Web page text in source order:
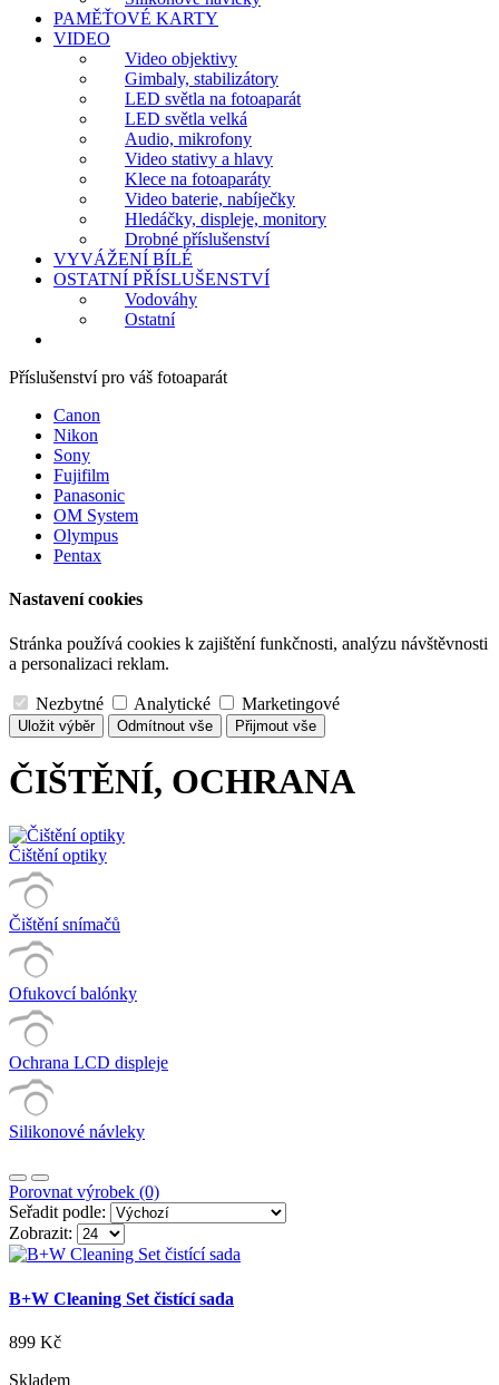
PAMĚŤOVÉ KARTY
VIDEO
Video objektivy
Gimbaly, stabilizátory
LED světla na fotoaparát
LED světla velká
Audio, mikrofony
Video stativy a hlavy
Klece na fotoaparáty
Video baterie, nabíječky
Hledáčky, displeje, monitory
Drobné příslušenství
VYVÁŽENÍ BÍLÉ
OSTATNÍ PŘÍSLUŠENSTVÍ
Vodováhy
Ostatní
Příslušenství pro váš fotoaparát
Canon
Nikon
Sony
Fujifilm
Panasonic
OM System
Olympus
Pentax
Nastavení cookies
Stránka používá cookies k zajištění funkčnosti, analýzu návštěvnosti
a personalizaci reklam.
Nezbytné Analytické Marketingové
Uložit výběr Odmítnout vše Přijmout vše
ČIŠTĚNÍ, OCHRANA
Čištění optiky
Čištění snímačů
Ofukovcí balónky
Ochrana LCD displeje
Silikonové návleky
Porovnat výrobek (0)
Seřadit podle:
Zobrazit:
B+W Cleaning Set čistící sada
899 Kč
Skladem